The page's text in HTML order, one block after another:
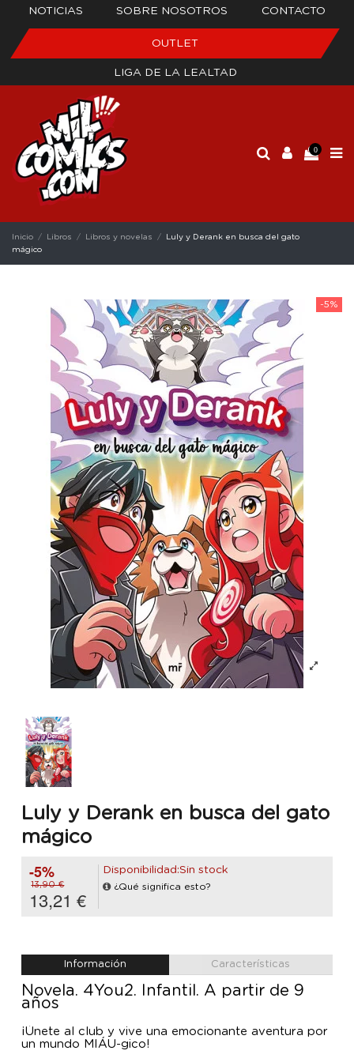
NOTICIAS SOBRE NOSOTROS CONTACTO
OUTLET
LIGA DE LA LEALTAD
0
Inicio Libros Libros y novelas
Luly y Derank en busca del gato
mágico
-5%
Luly y Derank en busca del gato
mágico
-5%
13,90 €
13,21 €
Disponibilidad:Sin stock
¿Qué significa esto?
Información Características
Novela. 4You2. Infantil. A partir de 9
años
¡Únete al club y vive una emocionante aventura por
un mundo MIÁU-gico!